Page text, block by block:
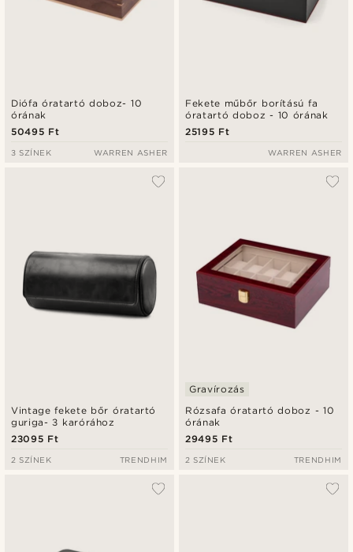
Diófa óratartó doboz- 10
órának
50495 Ft
3 SZÍNEK WARREN ASHER
Fekete műbőr borítású fa
óratartó doboz - 10 órának
25195 Ft
WARREN ASHER
Vintage fekete bőr óratartó
guriga- 3 karórához
23095 Ft
2 SZÍNEK TRENDHIM
Rózsafa óratartó doboz - 10
órának
Gravírozás
29495 Ft
2 SZÍNEK TRENDHIM